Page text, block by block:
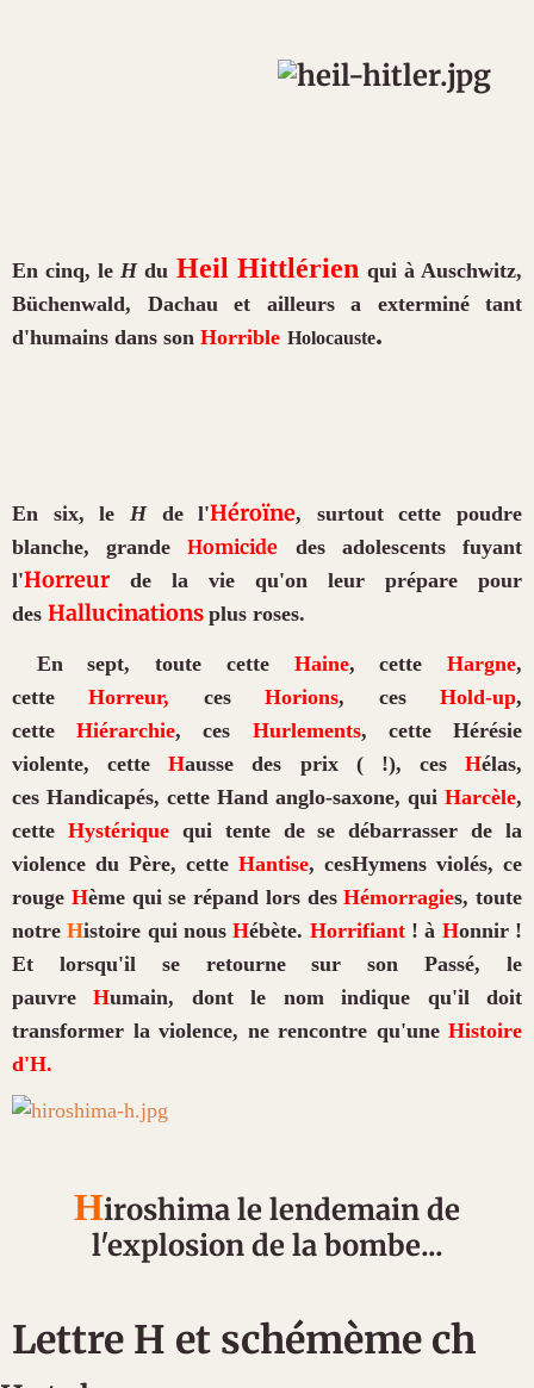
En cinq, le Hdu Heil Hittlérien qui à Auschwitz,
Büchenwald, Dachau et ailleurs a exterminé tant
d'humains dans son Horrible Holocauste.
En six, le Hde l'Héroïne, surtout cette poudre
blanche, grandeHomicide des adolescents fuyant
l'Horreur de la vie qu'on leur prépare pour
des Hallucinations plus roses.
En sept, toute cette Haine, cetteHargne,
cette
Horreur, cesHorions, cesHold-up,
cette
Hiérarchie, ces Hurlements, cetteHérésie
violente, cetteHausse des prix ( !), ces Hélas,
ces Handicapés, cette Hand anglo-saxone, qui Harcèle,
cette Hystériquequi tente de se débarrasser de la
violence du Père, cette Hantise, cesHymens violés, ce
rouge Hème qui se répand lors desHémorragies, toute
notreHistoire qui nousHébète. Horrifiant ! à Honnir !
Et lorsqu'il se retourne sur son Passé, le
pauvreHumain, dont le nom indique qu'il doit
transformer la violence, ne rencontre qu'une Histoire
d'H.
Hiroshima le lendemain de
l'explosion de la bombe...
Lettre H et schémème ch